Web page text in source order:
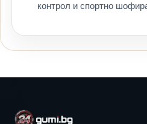
контрол и спортно